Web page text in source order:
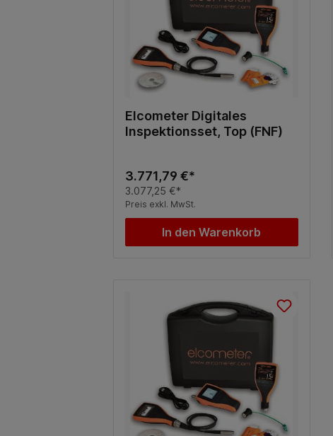
Elcometer Digitales
Inspektionsset, Top (FNF)
3.771,79 €*
3.077,25 €*
Preis exkl. MwSt.
In den Warenkorb